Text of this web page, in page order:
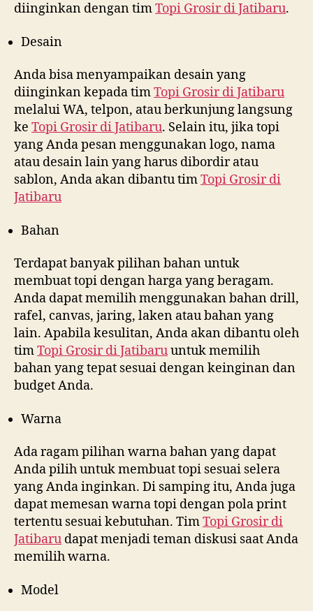
diinginkan dengan timTopi Grosir diJatibaru.
Desain
Anda bisa menyampaikan desain yang
diinginkan kepada timTopi Grosir diJatibaru
melalui WA, telpon, atau berkunjung langsung
ke Topi Grosir diJatibaru. Selain itu, jika topi
yang Anda pesan menggunakan logo, nama
atau desain lain yang harus dibordir atau
sablon, Anda akan dibantu timTopi Grosir di
Jatibaru
Bahan
Terdapat banyak pilihan bahan untuk
membuat topi dengan harga yang beragam.
Anda dapat memilih menggunakan bahan drill,
rafel, canvas, jaring, laken atau bahan yang
lain. Apabila kesulitan, Anda akan dibantu oleh
timTopi Grosir diJatibaruuntuk memilih
bahan yang tepat sesuai dengan keinginan dan
budget Anda.
Warna
Ada ragam pilihan warna bahan yang dapat
Anda pilih untuk membuat topi sesuai selera
yang Anda inginkan. Di samping itu, Anda juga
dapat memesan warna topi dengan pola print
tertentu sesuai kebutuhan. TimTopi Grosir di
Jatibaru dapat menjadi teman diskusi saat Anda
memilih warna.
Model